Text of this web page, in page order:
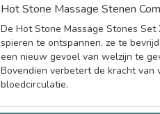
Hot Stone Massage Stenen
De Hot Stone Massage Stones
spieren te ontspannen, ze te
een nieuw gevoel van welzijn te
Bovendien verbetert de kracht van
bloedcirculatie.